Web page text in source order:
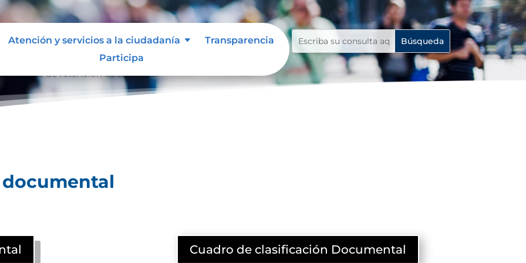
Atención y servicios a la ciudadanía
Transparencia
Participa
Cuadro de clasificación Documental